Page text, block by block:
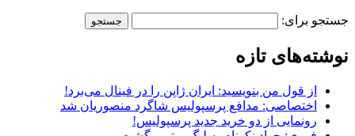
جستجو برای:
نوشته‌های تازه
از قول من بنویسید: ایران ژاپن را در فینال می‌برد!
اختصاصی: مدافع پرسپولیس شاگرد منصوریان شد
رونمایی از دو خرید جدید پرسپولیس!